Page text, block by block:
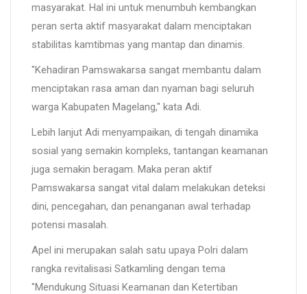
masyarakat. Hal ini untuk menumbuh kembangkan
peran serta aktif masyarakat dalam menciptakan
stabilitas kamtibmas yang mantap dan dinamis.
"Kehadiran Pamswakarsa sangat membantu dalam
menciptakan rasa aman dan nyaman bagi seluruh
warga Kabupaten Magelang," kata Adi.
Lebih lanjut Adi menyampaikan, di tengah dinamika
sosial yang semakin kompleks, tantangan keamanan
juga semakin beragam. Maka peran aktif
Pamswakarsa sangat vital dalam melakukan deteksi
dini, pencegahan, dan penanganan awal terhadap
potensi masalah.
Apel ini merupakan salah satu upaya Polri dalam
rangka revitalisasi Satkamling dengan tema
"Mendukung Situasi Keamanan dan Ketertiban